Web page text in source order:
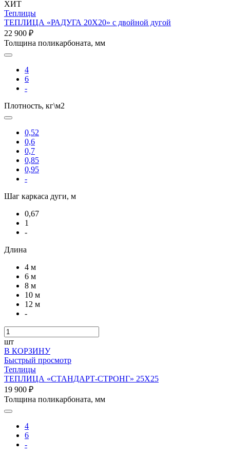
ХИТ
Теплицы
ТЕПЛИЦА «РАДУГА 20Х20» с двойной дугой
22 900 ₽
Толщина поликарбоната, мм
4
6
-
Плотность, кг\м2
0,52
0,6
0,7
0,85
0,95
-
Шаг каркаса дуги, м
0,67
1
-
Длина
4 м
6 м
8 м
10 м
12 м
-
шт
В КОРЗИНУ
Быстрый просмотр
Теплицы
ТЕПЛИЦА «СТАНДАРТ-СТРОНГ» 25Х25
19 900 ₽
Толщина поликарбоната, мм
4
6
-